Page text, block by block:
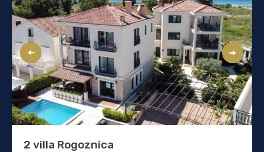
2 villa Rogoznica